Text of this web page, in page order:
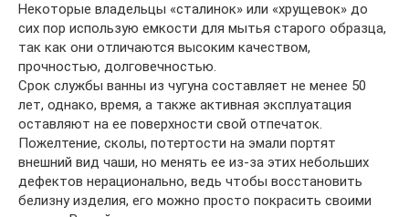
Некоторые владельцы «сталинок» или «хрущевок» до
сих пор использую емкости для мытья старого образца,
так как они отличаются высоким качеством,
прочностью, долговечностью.
Срок службы ванны из чугуна составляет не менее 50
лет, однако, время, а также активная эксплуатация
оставляют на ее поверхности свой отпечаток.
Пожелтение, сколы, потертости на эмали портят
внешний вид чаши, но менять ее из-за этих небольших
дефектов нерационально, ведь чтобы восстановить
белизну изделия, его можно просто покрасить своими